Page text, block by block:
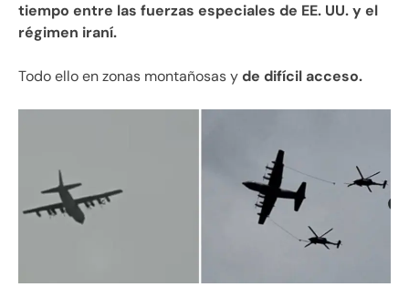
tiempo entre las fuerzas especiales de EE. UU. y el
régimen iraní.
Todo ello en zonas montañosas yde difícil acceso.